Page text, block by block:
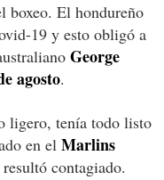
boxeo. El hondureño
19 y esto obligó a
George
agosto.
ligero, tenía todo listo
en el Marlins
contagiado.